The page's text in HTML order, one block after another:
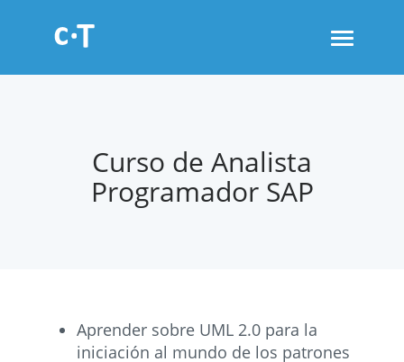
Toggle
Curso de Analista
Programador SAP
Aprender sobre UML 2.0 para la
iniciación al mundo de los patrones